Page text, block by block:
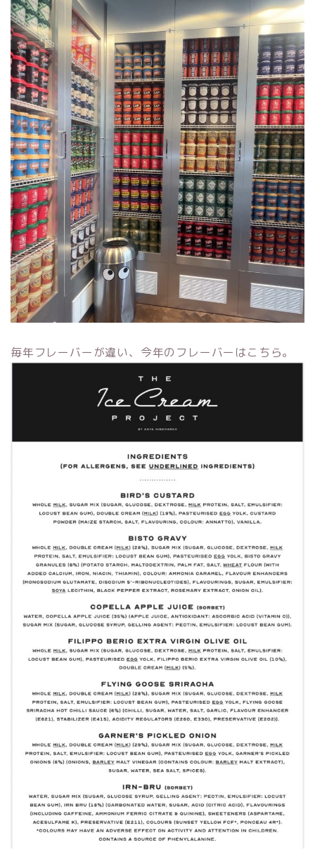
毎年フレーバーが違い、今年のフレーバーはこちら。